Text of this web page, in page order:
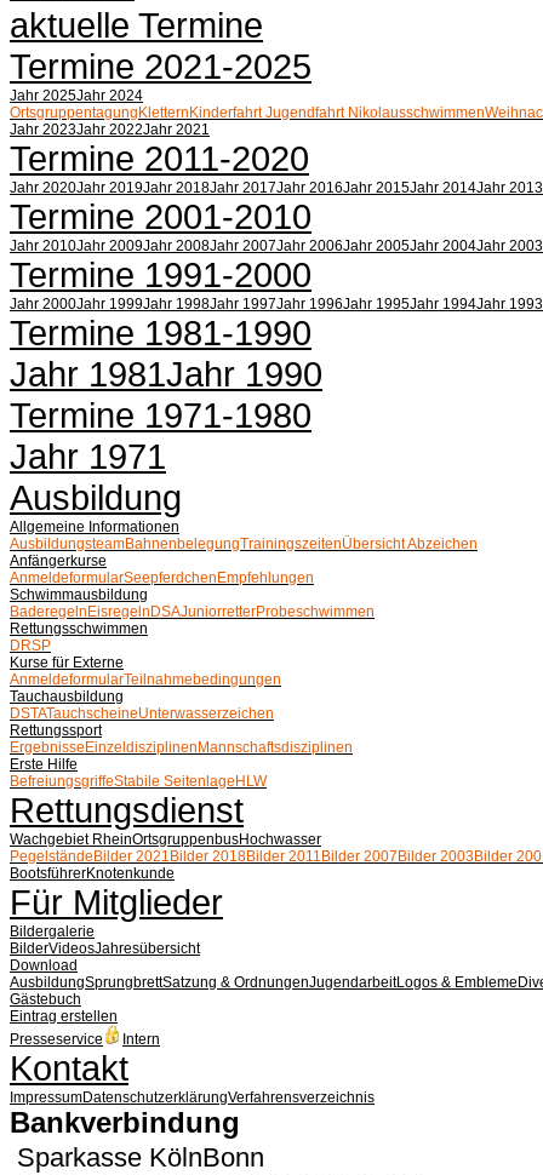
aktuelle Termine
Termine 2021-2025
Jahr 2025Jahr 2024
Ortsgruppentagung Klettern KinderfahrtJugendfahrt Nikolausschwimmen
Jahr 2023Jahr 2022Jahr 2021
Termine 2011-2020
Jahr 2020Jahr 2019Jahr 2018Jahr 2017Jahr 2016Jahr 2015Jahr 2014Jahr 2013
Termine 2001-2010
Jahr 2010Jahr 2009Jahr 2008Jahr 2007Jahr 2006Jahr 2005Jahr 2004Jahr 2003
Termine 1991-2000
Jahr 2000Jahr 1999Jahr 1998Jahr 1997Jahr 1996Jahr 1995Jahr 1994Jahr 1993
Termine 1981-1990
Jahr 1981Jahr 1990
Termine 1971-1980
Jahr 1971
Ausbildung
Allgemeine Informationen
AusbildungsteamBahnenbelegungTrainingszeitenÜbersicht Abzeichen
Anfängerkurse
AnmeldeformularSeepferdchen Empfehlungen
Schwimmausbildung
Baderegeln Eisregeln DSAJuniorretterProbeschwimmen
Rettungsschwimmen
DRSP
Kurse für Externe
AnmeldeformularTeilnahmebedingungen
Tauchausbildung
DSTATauchscheineUnterwasserzeichen
Rettungssport
Ergebnisse Einzeldisziplinen Mannschaftsdisziplinen
Erste Hilfe
BefreiungsgriffeStabile Seitenlage HLW
Rettungsdienst
Wachgebiet RheinOrtsgruppenbusHochwasser
Pegelstände Bilder 2021 Bilder 2018Bilder 2011 Bilder 2007 Bilder 2003Bilder
BootsführerKnotenkunde
Für Mitglieder
Bildergalerie
BilderVideosJahresübersicht
Download
AusbildungSprungbrettSatzung & OrdnungenJugendarbeitLogos & Embleme
Gästebuch
Eintrag erstellen
Presseservice
Intern
Kontakt
ImpressumDatenschutzerklärungVerfahrensverzeichnis
Bankverbindung
Sparkasse KölnBonn